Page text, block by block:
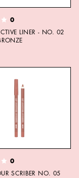
0
LINER - NO. 02
0
SCRIBER NO. 05